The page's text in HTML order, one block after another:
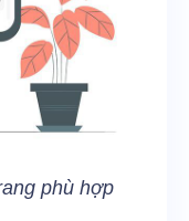
phù hợp